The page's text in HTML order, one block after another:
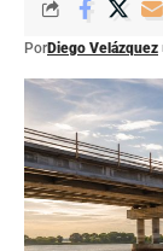
PorDiego Velázquez